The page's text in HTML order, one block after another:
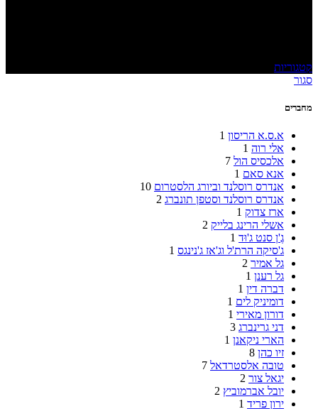
קטגוריות
סגור
מחברים
א.ס.א הריסון 1
אלי רוה 1
אלכסיס הול 7
אנא סאם 1
אנדרס רוסלנד וביורג הלסטרום 10
אנדרס רוסלנד וסטפן תונברג 2
ארז צדוק 1
אשלי הרינג בלייק 2
גֶ'ן סנט ג'וּד 1
ג'סיקה הרת'ל וג'אז ג'נינגס 1
גל אמיר 2
גל רענן 1
דברה דין 1
דומיניק לים 1
דורון מאירי 1
דני גרינברג 3
הארי ניקאנן 1
זיו כהן 8
טובה אלסטרדאל 7
יגאל צור 2
יובל אברמוביץ 2
ירון פריד 1